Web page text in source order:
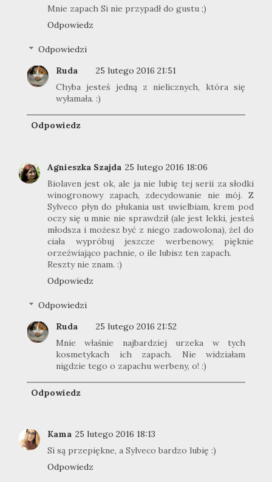
Mnie zapach Si nie przypadł do gustu ;)
Odpowiedz
Odpowiedzi
Ruda
25 lutego 2016 21:51
Chyba jesteś jedną z nielicznych, która się
wyłamała. :)
Odpowiedz
Agnieszka Szajda 25 lutego 2016 18:06
Biolaven jest ok, ale ja nie lubię tej serii za słodki
winogronowy zapach, zdecydowanie nie mój. Z
Sylveco płyn do płukania ust uwielbiam, krem pod
oczy się u mnie nie sprawdził (ale jest lekki, jesteś
młodsza i możesz być z niego zadowolona), żel do
ciała wypróbuj jeszcze werbenowy, pięknie
orzeźwiająco pachnie, o ile lubisz ten zapach.
Reszty nie znam. :)
Odpowiedz
Odpowiedzi
Ruda
25 lutego 2016 21:52
Mnie właśnie najbardziej urzeka w tych
kosmetykach ich zapach. Nie widziałam
nigdzie tego o zapachu werbeny, o! :)
Odpowiedz
Kama 25 lutego 2016 18:13
Si są przepiękne, a Sylveco bardzo lubię :)
Odpowiedz